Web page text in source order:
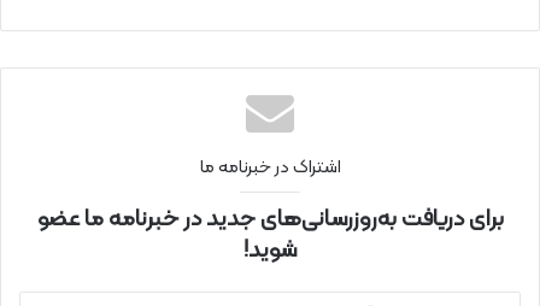
نتی
اشتراک در خبرنامه ما
برای دریافت به‌روزرسانی‌های جدید در خبرنامه ما عضو
شوید!